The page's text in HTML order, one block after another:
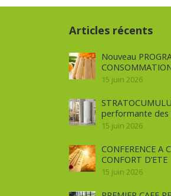
Articles récents
Nouveau
15 juin 2026
performante des
15 juin 2026
CONFERENCE A
CONFORT D’ETE
15 juin 2026